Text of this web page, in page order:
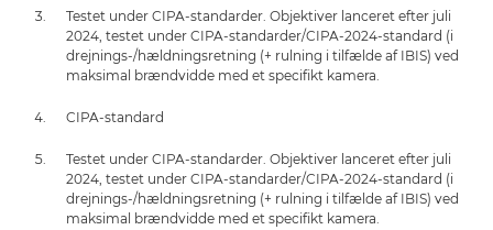
Testet under CIPA-standarder. Objektiver lanceret efter juli
2024, testet under CIPA-standarder/CIPA-2024-standard (i
drejnings-/hældningsretning (+ rulning i tilfælde af IBIS) ved
maksimal brændvidde med et specifikt kamera.
CIPA-standard
Testet under CIPA-standarder. Objektiver lanceret efter juli
2024, testet under CIPA-standarder/CIPA-2024-standard (i
drejnings-/hældningsretning (+ rulning i tilfælde af IBIS) ved
maksimal brændvidde med et specifikt kamera.